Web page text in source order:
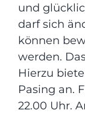
und
darf sich
können
werden.
Hierzu
Pasing an.
22.00 Uhr.